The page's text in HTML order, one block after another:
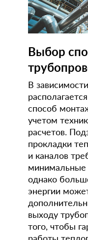
Выбор
В
способ
учетом
расчетов.
прокладки
и каналов
минимальные
однако
энергии
выходу
того, чтобы